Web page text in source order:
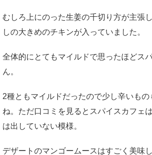
むしろ上にのった生姜の千切り方が主張
しの大きめのチキンが入っていました。
全体的にとてもマイルドで思ったほどス
ん。
2種ともマイルドだったので少し辛いも
ね。ただ口コミを見るとスパイスカフェ
は出していない模様。
デザートのマンゴームースはすごく美味し